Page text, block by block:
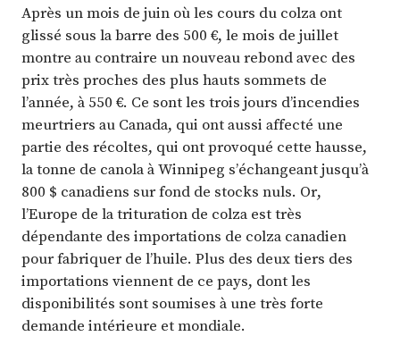
Après un mois de juin où les cours du colza ont
glissé sous la barre des 500 €, le mois de juillet
montre au contraire un nouveau rebond avec des
prix très proches des plus hauts sommets de
l’année, à 550 €. Ce sont les trois jours d’incendies
meurtriers au Canada, qui ont aussi affecté une
partie des récoltes, qui ont provoqué cette hausse,
la tonne de canola à Winnipeg s’échangeant jusqu’à
800 $ canadiens sur fond de stocks nuls. Or,
l’Europe de la trituration de colza est très
dépendante des importations de colza canadien
pour fabriquer de l’huile. Plus des deux tiers des
importations viennent de ce pays, dont les
disponibilités sont soumises à une très forte
demande intérieure et mondiale.